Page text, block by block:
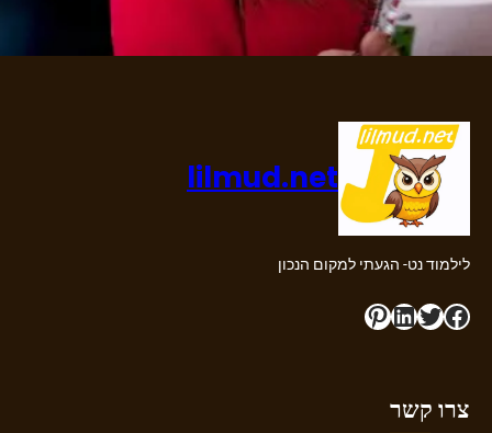
lilmud.net
לילמוד נט- הגעתי למקום הנכון
Facebook
Twitter
LinkedIn
Pinterest
צרו קשר